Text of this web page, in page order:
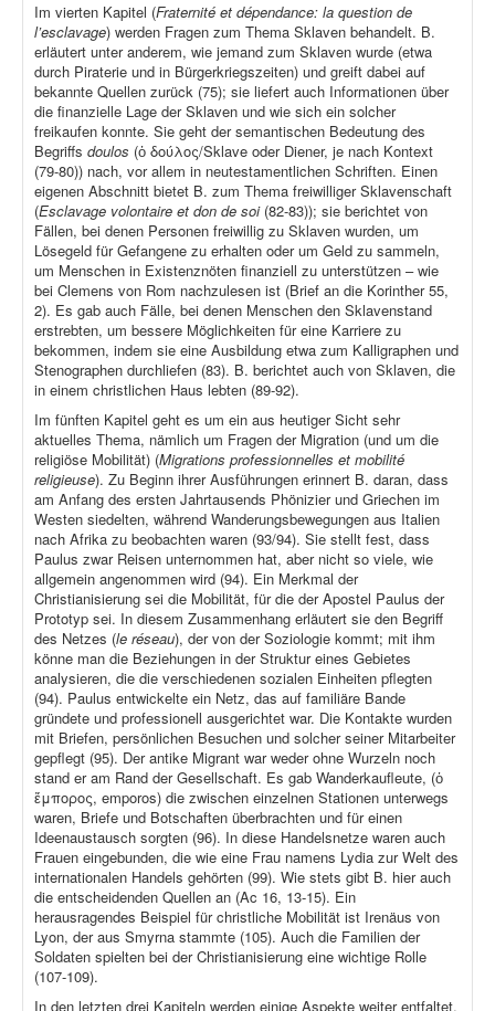
Im vierten Kapitel (Fraternité et dépendance: la question de
l’esclavage) werden Fragen zum Thema Sklaven behandelt. B.
erläutert unter anderem, wie jemand zum Sklaven wurde (etwa
durch Piraterie und in Bürgerkriegszeiten) und greift dabei auf
bekannte Quellen zurück (75); sie liefert auch Informationen über
die finanzielle Lage der Sklaven und wie sich ein solcher
freikaufen konnte. Sie geht der semantischen Bedeutung des
Begriffs doulos (ὁ δούλος/Sklave oder Diener, je nach Kontext
(79-80)) nach, vor allem in neutestamentlichen Schriften. Einen
eigenen Abschnitt bietet B. zum Thema freiwilliger Sklavenschaft
(Esclavage volontaire et don de soi(82-83)); sie berichtet von
Fällen, bei denen Personen freiwillig zu Sklaven wurden, um
Lösegeld für Gefangene zu erhalten oder um Geld zu sammeln,
um Menschen in Existenznöten finanziell zu unterstützen – wie
bei Clemens von Rom nachzulesen ist (Brief an die Korinther 55,
2). Es gab auch Fälle, bei denen Menschen den Sklavenstand
erstrebten, um bessere Möglichkeiten für eine Karriere zu
bekommen, indem sie eine Ausbildung etwa zum Kalligraphen und
Stenographen durchliefen (83). B. berichtet auch von Sklaven, die
in einem christlichen Haus lebten (89-92).
Im fünften Kapitel geht es um ein aus heutiger Sicht sehr
aktuelles Thema, nämlich um Fragen der Migration (und um die
religiöse Mobilität) (Migrations professionnelles et mobilité
religieuse). Zu Beginn ihrer Ausführungen erinnert B. daran, dass
am Anfang des ersten Jahrtausends Phönizier und Griechen im
Westen siedelten, während Wanderungsbewegungen aus Italien
nach Afrika zu beobachten waren (93/94). Sie stellt fest, dass
Paulus zwar Reisen unternommen hat, aber nicht so viele, wie
allgemein angenommen wird (94). Ein Merkmal der
Christianisierung sei die Mobilität, für die der Apostel Paulus der
Prototyp sei. In diesem Zusammenhang erläutert sie den Begriff
des Netzes (le réseau), der von der Soziologie kommt; mit ihm
könne man die Beziehungen in der Struktur eines Gebietes
analysieren, die die verschiedenen sozialen Einheiten pflegten
(94). Paulus entwickelte ein Netz, das auf familiäre Bande
gründete und professionell ausgerichtet war. Die Kontakte wurden
mit Briefen, persönlichen Besuchen und solcher seiner Mitarbeiter
gepflegt (95). Der antike Migrant war weder ohne Wurzeln noch
stand er am Rand der Gesellschaft. Es gab Wanderkaufleute, (ὁ
ἔμπορος, emporos) die zwischen einzelnen Stationen unterwegs
waren, Briefe und Botschaften überbrachten und für einen
Ideenaustausch sorgten (96). In diese Handelsnetze waren auch
Frauen eingebunden, die wie eine Frau namens Lydia zur Welt des
internationalen Handels gehörten (99). Wie stets gibt B. hier auch
die entscheidenden Quellen an (Ac 16, 13-15). Ein
herausragendes Beispiel für christliche Mobilität ist Irenäus von
Lyon, der aus Smyrna stammte (105). Auch die Familien der
Soldaten spielten bei der Christianisierung eine wichtige Rolle
(107-109).
In den letzten drei Kapiteln werden einige Aspekte weiter entfaltet,